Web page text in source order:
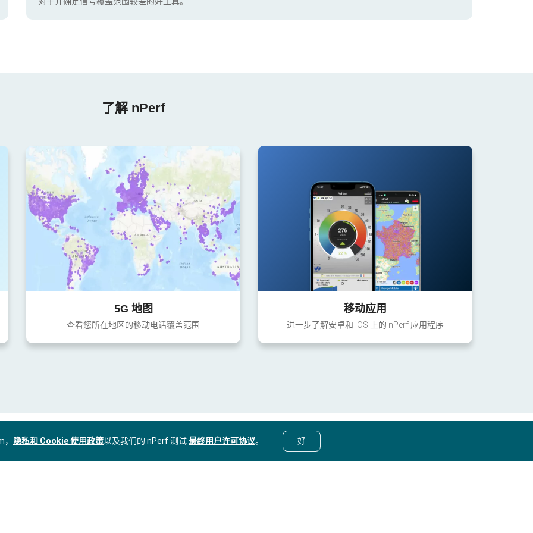
了解 nPerf
5G 地图
查看您所在地区的移动电话覆盖范围
移动应用
进一步了解安卓和 iOS 上的 nPerf 应用程序
隐私和 Cookie 使用政策以及我们的 nPerf 测试最终用户许可协议。 好